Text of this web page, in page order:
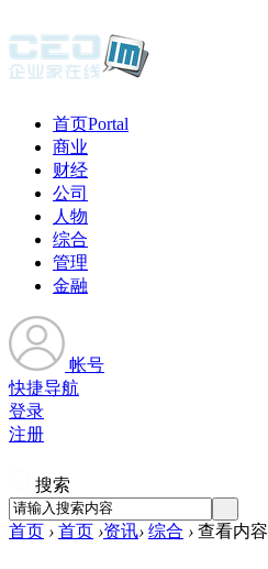
首页Portal
商业
财经
公司
人物
综合
管理
金融
帐号
快捷导航
登录
注册
搜索
首页 › 首页 ›资讯› 综合 › 查看内容